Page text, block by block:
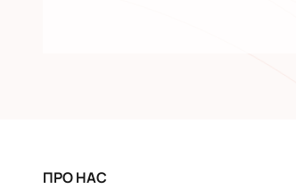
ПРО НАС